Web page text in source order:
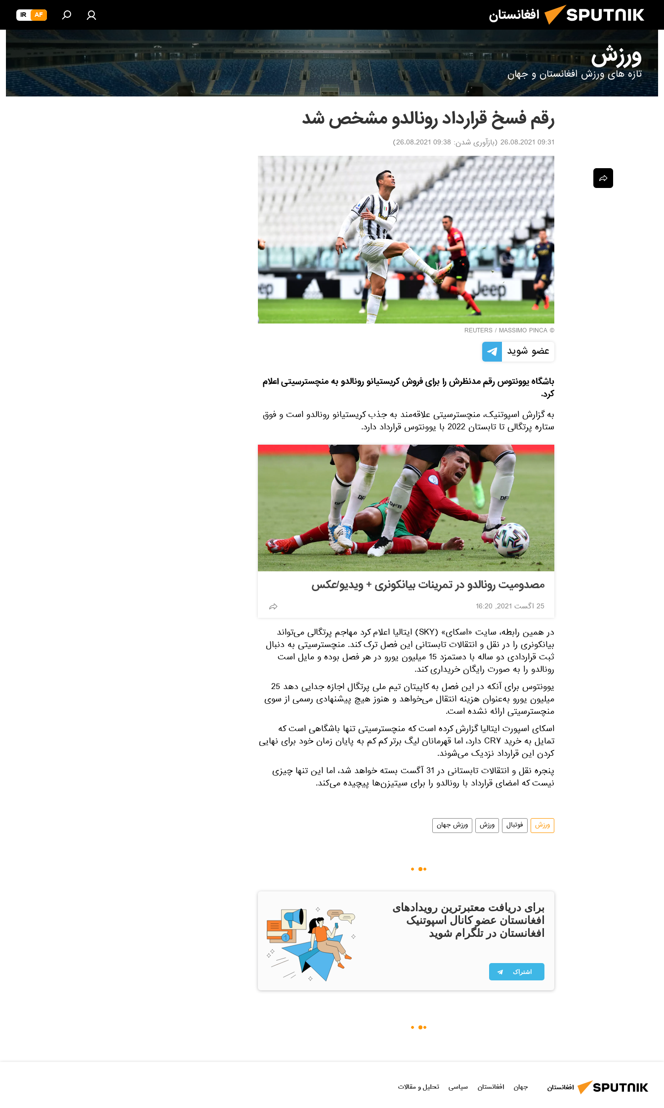
افغانستان AF
IR
ورزش
تازه های ورزش افغانستان و جهان
رقم فسخ قرارداد رونالدو مشخص شد
09:31 26.08.2021 (بازآوری شدن: 09:38 26.08.2021
)
©
REUTERS / MASSIMO PINCA
عضو شوید
باشگاه یوونتوس رقم مدنظرش را برای فروش کریستیانو رونالدو به منچسترسیتی اعلام
کرد.
به گزارش اسپوتنیک، منچسترسیتی علاقه‌مند به جذب کریستیانو رونالدو است و فوق
ستاره پرتگالی تا تابستان 2022 با یوونتوس قرارداد دارد.
مصدومیت رونالدو در تمرینات بیانکونری + ویدیو/عکس
25 اگست 2021, 16:20
در همین رابطه، سایت «اسکای» (SKY) ایتالیا اعلام کرد مهاجم پرتگالی می‌تواند
بیانکونری را در نقل و انتقالات تابستانی این فصل ترک کند. منچسترسیتی به دنبال
ثبت قراردادی دو ساله با دستمزد 15 میلیون یورو در هر فصل بوده و مایل است
رونالدو را به صورت رایگان خریداری کند.
یوونتوس برای آنکه در این فصل به کاپیتان تیم ملی پرتگال اجازه جدایی دهد 25
میلیون یورو به‌عنوان هزینه انتقال می‌خواهد و هنوز هیچ پیشنهادی رسمی از سوی
منچسترسیتی ارائه نشده است.
اسکای اسپورت ایتالیا گزارش کرده است که منچسترسیتی تنها باشگاهی است که
تمایل به خرید CR۷ دارد، اما قهرمانان لیگ برتر کم کم به پایان زمان خود برای نهایی
کردن این قرارداد نزدیک می‌شوند.
پنجره نقل و انتقالات تابستانی در 31 آگست بسته خواهد شد، اما این تنها چیزی
نیست که امضای قرارداد با رونالدو را برای سیتیزن‌ها پیچیده می‌کند.
ورزش فوتبال ورزش ورزش جهان
برای دریافت معتبرترین رویدادهای
افغانستان عضو کانال اسپوتنیک
افغانستان در تلگرام شوید
اشتراک
افغانستان جهان افغانستان سیاسی تحلیل و مقالات